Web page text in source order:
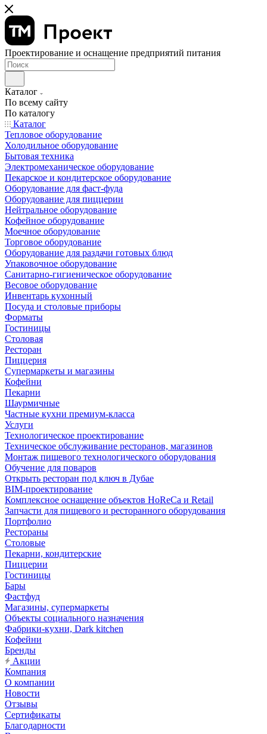
Проектирование и оснащение предприятий питания
Каталог
По всему сайту
По каталогу
Каталог
Тепловое оборудование
Холодильное оборудование
Бытовая техника
Электромеханическое оборудование
Пекарское и кондитерское оборудование
Оборудование для фаст-фуда
Оборудование для пиццерии
Нейтральное оборудование
Кофейное оборудование
Моечное оборудование
Торговое оборудование
Оборудование для раздачи готовых блюд
Упаковочное оборудование
Санитарно-гигиеническое оборудование
Весовое оборудование
Инвентарь кухонный
Посуда и столовые приборы
Форматы
Гостиницы
Столовая
Ресторан
Пиццерия
Супермаркеты и магазины
Кофейни
Пекарни
Шаурмичные
Частные кухни премиум-класса
Услуги
Технологическое проектирование
Техническое обслуживание ресторанов, магазинов
Монтаж пищевого технологического оборудования
Обучение для поваров
Открыть ресторан под ключ в Дубае
BIM-проектирование
Комплексное оснащение объектов HoReCa и Retail
Запчасти для пищевого и ресторанного оборудования
Портфолио
Рестораны
Столовые
Пекарни, кондитерские
Пиццерии
Гостиницы
Бары
Фастфуд
Магазины, супермаркеты
Объекты социального назначения
Фабрики-кухни, Dark kitchen
Кофейни
Бренды
Акции
Компания
О компании
Новости
Отзывы
Сертификаты
Благодарности